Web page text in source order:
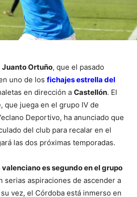
Juanto Ortuño, que el pasado
uno de los fichajes estrella del
en dirección a Castellón. El
que juega en el grupo IV de
Deportivo, ha anunciado que
del club para recalar en el
las dos próximas temporadas.
es segundo en el grupo
serias aspiraciones de ascender a
vez, el Córdoba está inmerso en